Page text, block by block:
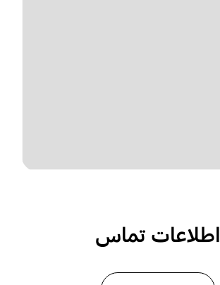
اطلاعات تماس